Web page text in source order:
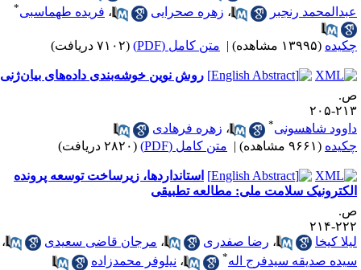
رنجبر
،زهره صحرایی ،فریده طهماسبی
(۱۳۹۹۵ مشاهده) | متن کامل (PDF) (۷۱۰۲ دریافت)
روش نوین خوشه‌بندی داده‌های بیان‌ژنی
۲۰۵
شاهسونی
،زهره فرهادی
(۹۶۶۱ مشاهده) | متن کامل (PDF) (۲۸۲۰ دریافت)
استانداردها، زیرساخت توسعه پرونده
سلامت ملی: مطالعه تطبیقی
۲۱۴
کیخا
،رضا صفدری ،مرجان قاضی سعیدی
،
صدیقه سیدفرج اله
،نیلوفر محمدزاده